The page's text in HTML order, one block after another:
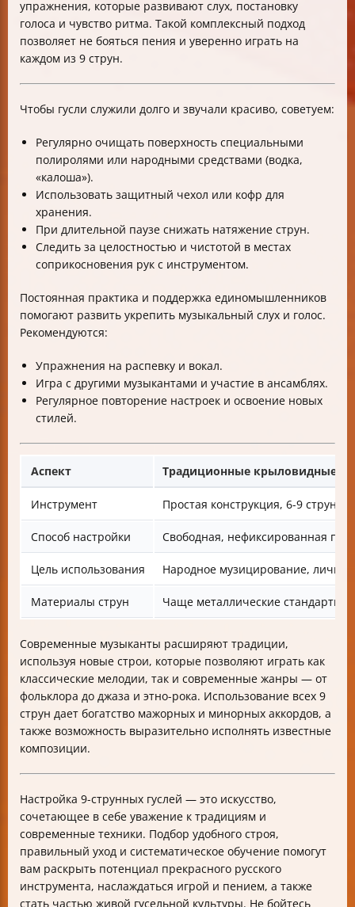
упражнения, которые развивают слух, постановку
голоса и чувство ритма. Такой комплексный подход
позволяет не бояться пения и уверенно играть на
каждом из 9 струн.
Чтобы гусли служили долго и звучали красиво, советуем:
Регулярно очищать поверхность специальными
полиролями или народными средствами (водка,
«калоша»).
Использовать защитный чехол или кофр для
хранения.
При длительной паузе снижать натяжение струн.
Следить за целостностью и чистотой в местах
соприкосновения рук с инструментом.
Постоянная практика и поддержка единомышленников
помогают развить укрепить музыкальный слух и голос.
Рекомендуются:
Упражнения на распевку и вокал.
Игра с другими музыкантами и участие в ансамблях.
Регулярное повторение настроек и освоение новых
стилей.
Аспект Традиционные крыловидные
Инструмент Простая конструкция, 6-9 струн
Способ настройки Свободная, нефиксированная по
Цель использования Народное музицирование,
Материалы струн Чаще металлические
Современные музыканты расширяют традиции,
используя новые строи, которые позволяют играть как
классические мелодии, так и современные жанры — от
фольклора до джаза и этно-рока. Использование всех 9
струн дает богатство мажорных и минорных аккордов, а
также возможность выразительно исполнять известные
композиции.
Настройка 9-струнных гуслей — это искусство,
сочетающее в себе уважение к традициям и
современные техники. Подбор удобного строя,
правильный уход и систематическое обучение помогут
вам раскрыть потенциал прекрасного русского
инструмента, наслаждаться игрой и пением, а также
стать частью живой гусельной культуры. Не бойтесь